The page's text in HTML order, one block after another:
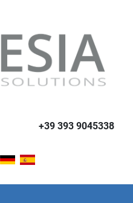
+39 393 9045338